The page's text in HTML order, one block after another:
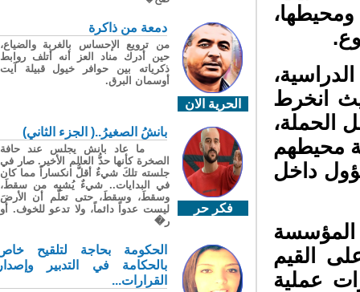
انخرط
الحملة،
محيطهم
داخل
القيم
عملية
الحرية الان
دمعة من ذاكرة
من ترويع الإحساس بالغربة والضياع،
حين أدرك مناد العز أنه أتلف روابط
ذكرياته بين حوافر خيول قبيلة آيت
أوسمان البرق.
فكر حر
بانشُ الصغيرُ..( الجزء الثاني)
ما عاد بانش يجلس عند حافة
الصخرة كأنها حدُّ العالم الأخير. صار في
جلسته تلكَ شيءٌ أقلُّ انكساراً مما كان
في البدايات.. شيءٌ يُشبِه من سقطَ،
وسقطَ، وسقطَ، حتى تعلّم أن الأرضَ
ليست عدواً دائماً، ولا تدعو للخوف. أو
ر�
الحكومة بحاجة لتلقيح خاص
بالحكامة في التدبير وإصدار
القرارات...